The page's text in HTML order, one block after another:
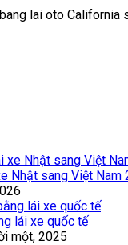
lai oto California
Nhật sang Việt Nam
lái xe quốc tế
một, 2025